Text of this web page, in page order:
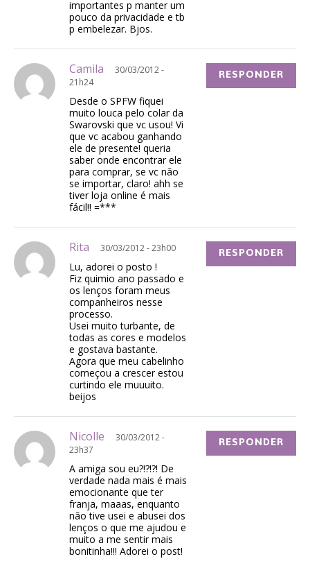
importantes p manter um
pouco da privacidade e tb
p embelezar. Bjos.
Camila
30/03/2012 -
21h24
Desde o SPFW fiquei
muito louca pelo colar da
Swarovski que vc usou! Vi
que vc acabou ganhando
ele de presente! queria
saber onde encontrar ele
para comprar, se vc não
se importar, claro! ahh se
tiver loja online é mais
fácil!! =***
RESPONDER
Rita 30/03/2012 - 23h00
Lu, adorei o posto !
Fiz quimio ano passado e
os lenços foram meus
companheiros nesse
processo.
Usei muito turbante, de
todas as cores e modelos
e gostava bastante.
Agora que meu cabelinho
começou a crescer estou
curtindo ele muuuito.
beijos
RESPONDER
Nicolle
30/03/2012 -
23h37
A amiga sou eu?!?!?! De
verdade nada mais é mais
emocionante que ter
franja, maaas, enquanto
não tive usei e abusei dos
lenços o que me ajudou e
muito a me sentir mais
bonitinha!!! Adorei o post!
RESPONDER